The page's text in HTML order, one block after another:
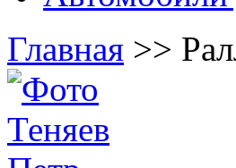
Главная >>